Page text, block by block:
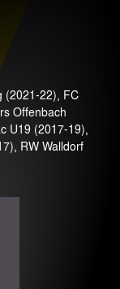
(2021-22), FC
Offenbach
U19 (2017-19),
RW Walldorf